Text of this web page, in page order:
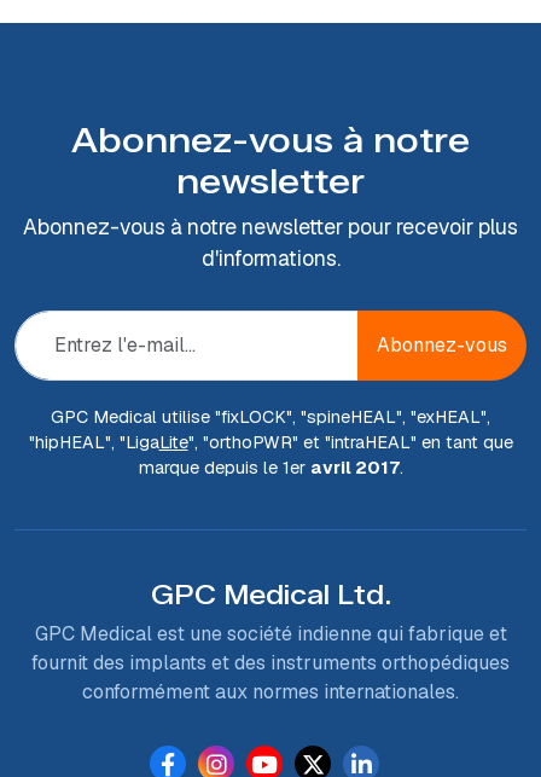
Abonnez-vous à notre
newsletter
Abonnez-vous à notre newsletter pour recevoir plus
d'informations.
Abonnez-vous
GPC Medical utilise "fixLOCK", "spineHEAL", "exHEAL",
"hipHEAL", "LigaLite", "orthoPWR" et "intraHEAL" en tant que
marque depuis le 1er avril 2017.
GPC Medical Ltd.
GPC Medical est une société indienne qui fabrique et
fournit des implants et des instruments orthopédiques
conformément aux normes internationales.